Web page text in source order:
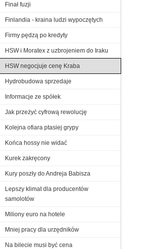
Finał fuzji
Finlandia - kraina ludzi wypoczętych
Firmy pędzą po kredyty
HSW i Moratex z uzbrojeniem do Iraku
HSW negocjuje cenę Kraba
Hydrobudowa sprzedaje
Informacje ze spółek
Jak przeżyć cyfrową rewolucję
Kolejna ofiara ptasiej grypy
Końca hossy nie widać
Kurek zakręcony
Kury poszły do Andreja Babisza
Lepszy klimat dla producentów
samolotów
Miliony euro na hotele
Mniej pracy dla urzędników
Na bilecie musi być cena